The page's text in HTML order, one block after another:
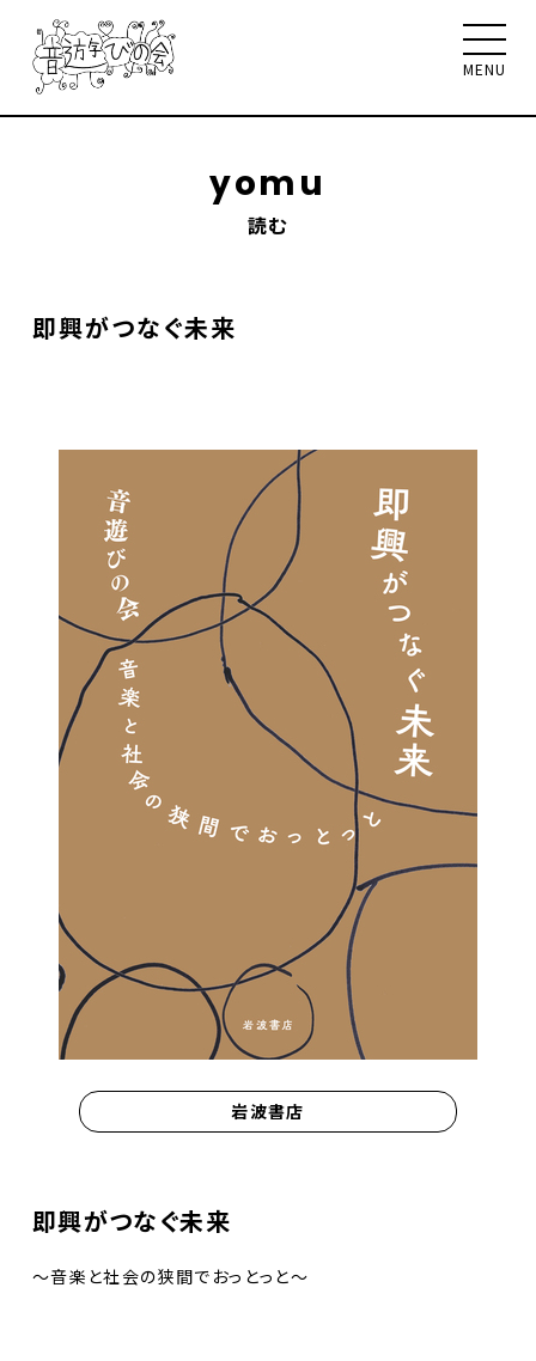
MENU
音遊びの会について
聴く、見る、読む
メンバー
yomu
読む
即興がつなぐ未来
岩波書店
即興がつなぐ未来
～音楽と社会の狭間でおっとっと～